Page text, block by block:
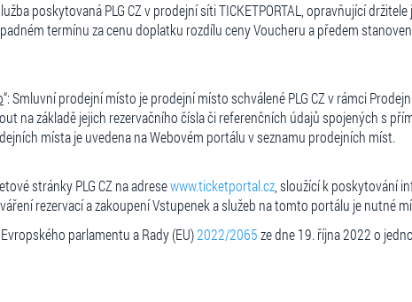
poskytovaná PLG CZ v prodejní síti TICKETPORTAL, opravňující
termínu za cenu doplatku rozdílu ceny Voucheru a předem
“: Smluvní prodejní místo je prodejní místo schválené PLG CZ v rámci
na základě jejich rezervačního čísla či referenčních údajů spojených s
místa je uvedena na Webovém portálu v seznamu prodejních míst.
stránky PLG CZ na adresewww.ticketportal.cz , sloužící k poskytování
rezervací a zakoupení Vstupenek a služeb na tomto portálu je nutné
Evropského parlamentu a Rady (EU)2022/2065ze dne 19. října 2022 o